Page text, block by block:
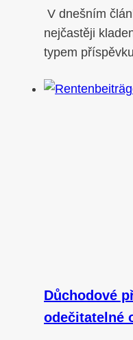
V dnešním
nejčastěji
typem
Důchodové
odečitatelné